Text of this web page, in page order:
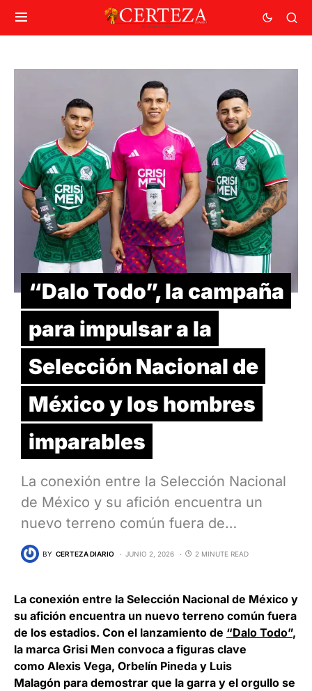
“Dalo Todo”, la campaña
para impulsar a la
Selección Nacional de
México y los hombres
imparables
La conexión entre la Selección Nacional
de México y su afición encuentra un
nuevo terreno común fuera de…
BY CERTEZA DIARIO JUNIO 2, 2026 2 MINUTE READ
La conexión entre la Selección Nacional de México y
su afición encuentra un nuevo terreno común fuera
de los estadios. Con el lanzamiento de “Dalo Todo”,
la marca Grisi Men convoca a figuras clave
como Alexis Vega, Orbelín Pineda y Luis
Malagón para demostrar que la garra y el orgullo se